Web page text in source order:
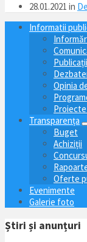
28.01.2021 in
Informatii
Opinia
Transparența
Buget
Achiziții
Oferte
Evenimente
Galerie foto
Știri și anunțuri